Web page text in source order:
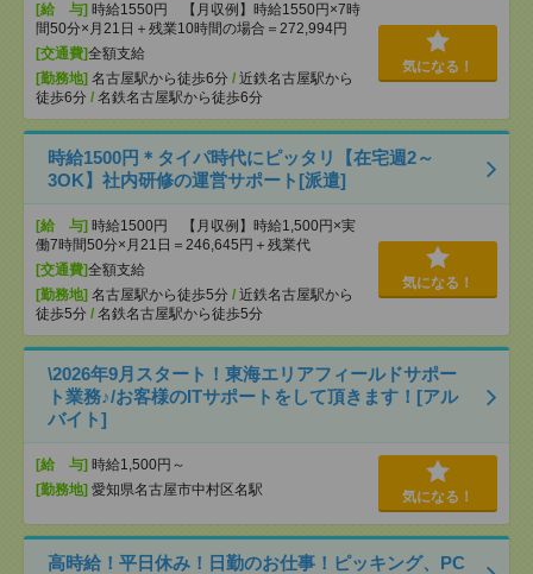
[給 与] 時給1550円 【月収例】時給1550円×7時
間50分×月21日＋残業10時間の場合＝272,994円
[交通費]全額支給
[勤務地] 名古屋駅から徒歩6分 / 近鉄名古屋駅から
徒歩6分 / 名鉄名古屋駅から徒歩6分
気になる！
時給1500円＊タイパ時代にピッタリ【在宅週2～
3OK】社内研修の運営サポート[派遣]
[給 与] 時給1500円 【月収例】時給1,500円×実
働7時間50分×月21日＝246,645円＋残業代
[交通費]全額支給
[勤務地] 名古屋駅から徒歩5分 / 近鉄名古屋駅から
徒歩5分 / 名鉄名古屋駅から徒歩5分
気になる！
\2026年9月スタート！東海エリアフィールドサポー
ト業務♪/お客様のITサポートをして頂きます！[アル
バイト]
[給 与] 時給1,500円～
[勤務地] 愛知県名古屋市中村区名駅 気になる！
高時給！平日休み！日勤のお仕事！ピッキング、PC